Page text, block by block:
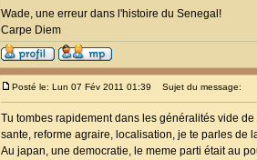
Wade, une erreur dans l'histoire du Senegal!
Carpe Diem
Posté le: Lun 07 Fév 2011 01:39 Sujet du message:
Tu tombes rapidement dans les généralités vide
sante, reforme agraire, localisation, je te parles de
Au japan, une democratie, le meme parti était au